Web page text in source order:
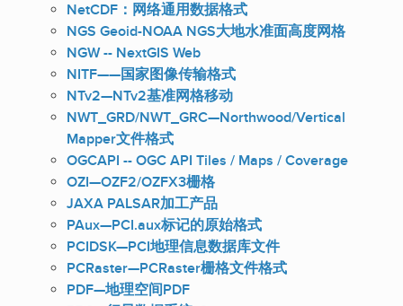
NetCDF：网络通用数据格式
NGS Geoid-NOAA NGS大地水准面高度网格
NGW -- NextGIS Web
NITF——国家图像传输格式
NTv2—NTv2基准网格移动
NWT_GRD/NWT_GRC—Northwood/Vertical
Mapper文件格式
OGCAPI -- OGC API Tiles / Maps / Coverage
OZI—OZF2/OZFX3栅格
JAXA PALSAR加工产品
PAux—PCI.aux标记的原始格式
PCIDSK—PCI地理信息数据库文件
PCRaster—PCRaster栅格文件格式
PDF—地理空间PDF